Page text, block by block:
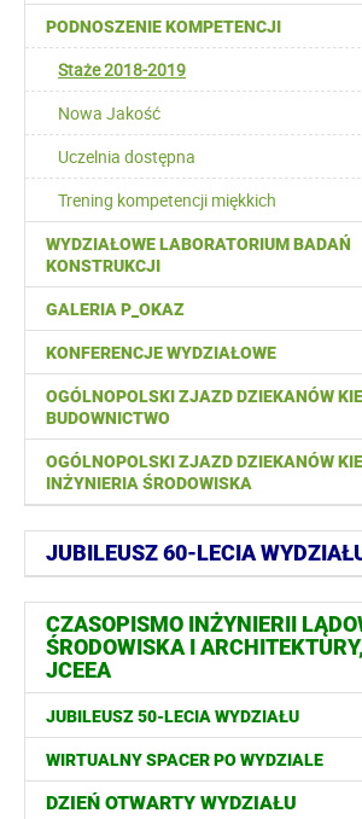
PODNOSZENIE KOMPETENCJI
Staże 2018-2019
Nowa Jakość
Uczelnia dostępna
Trening kompetencji miękkich
WYDZIAŁOWE LABORATORIUM BADAŃ
KONSTRUKCJI
GALERIA P_OKAZ
KONFERENCJE WYDZIAŁOWE
OGÓLNOPOLSKI ZJAZD DZIEKANÓW
BUDOWNICTWO
OGÓLNOPOLSKI ZJAZD DZIEKANÓW
INŻYNIERIA ŚRODOWISKA
JUBILEUSZ 60-LECIA
CZASOPISMO INŻYNIERII
ŚRODOWISKA I ARCHITEKTURY,
JCEEA
JUBILEUSZ 50-LECIA WYDZIAŁU
WIRTUALNY SPACER PO WYDZIALE
DZIEŃ OTWARTY WYDZIAŁU